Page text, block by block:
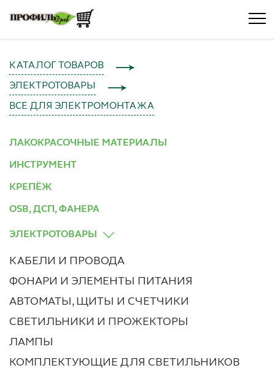
КАТАЛОГ ТОВАРОВ
ЭЛЕКТРОТОВАРЫ
ВСЕ ДЛЯ ЭЛЕКТРОМОНТАЖА
ЛАКОКРАСОЧНЫЕ МАТЕРИАЛЫ
ИНСТРУМЕНТ
КРЕПЁЖ
OSB, ДСП, ФАНЕРА
ЭЛЕКТРОТОВАРЫ
КАБЕЛИ И ПРОВОДА
ФОНАРИ И ЭЛЕМЕНТЫ ПИТАНИЯ
АВТОМАТЫ, ЩИТЫ И СЧЕТЧИКИ
СВЕТИЛЬНИКИ И ПРОЖЕКТОРЫ
ЛАМПЫ
КОМПЛЕКТУЮЩИЕ ДЛЯ СВЕТИЛЬНИКОВ